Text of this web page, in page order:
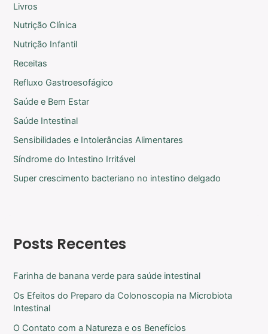
Livros
Nutrição Clínica
Nutrição Infantil
Receitas
Refluxo Gastroesofágico
Saúde e Bem Estar
Saúde Intestinal
Sensibilidades e Intolerâncias Alimentares
Síndrome do Intestino Irritável
Super crescimento bacteriano no intestino delgado
Posts Recentes
Farinha de banana verde para saúde intestinal
Os Efeitos do Preparo da Colonoscopia na Microbiota
Intestinal
O Contato com a Natureza e os Benefícios